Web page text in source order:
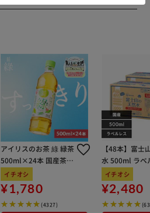
アイリスのお茶 綠 緑茶
500ml×24本 国産茶葉
100％使用
イチオシ
¥1,780
(4327)
【48本】富士
水 500ml ラベ
イチオシ
¥2,480